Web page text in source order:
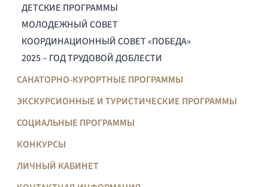
ДЕТСКИЕ ПРОГРАММЫ
МОЛОДЕЖНЫЙ СОВЕТ
КООРДИНАЦИОННЫЙ СОВЕТ «ПОБЕДА»
2025 – ГОД ТРУДОВОЙ ДОБЛЕСТИ
САНАТОРНО-КУРОРТНЫЕ ПРОГРАММЫ
ЭКСКУРСИОННЫЕ И ТУРИСТИЧЕСКИЕ ПРОГРАММЫ
СОЦИАЛЬНЫЕ ПРОГРАММЫ
КОНКУРСЫ
ЛИЧНЫЙ КАБИНЕТ